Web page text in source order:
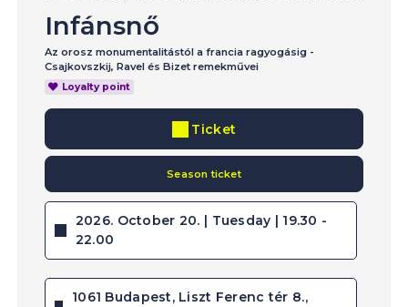
Infánsnő
Az orosz monumentalitástól a francia ragyogásig -
Csajkovszkij, Ravel és Bizet remekművei
Loyalty point
Ticket
Season ticket
2026. October 20. | Tuesday | 19.30 -
22.00
1061 Budapest, Liszt Ferenc tér 8.,